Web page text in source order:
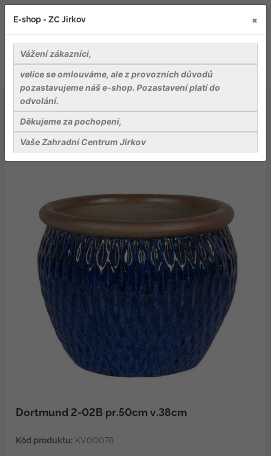
Záhradnické potřeby
Keramické květináče a podmisky
Dortmund 2-02B pr.50cm v.38cm
Dortmund 2-02B pr.50cm v.38cm
Kód produktu:KV00078
E-shop - ZC Jirkov ×
Vážení zákazníci,
velice se omlouváme, ale z provozních důvodů
pozastavujeme náš e-shop. Pozastavení platí do
odvolání.
Děkujeme za pochopení,
Vaše Zahradní Centrum Jirkov